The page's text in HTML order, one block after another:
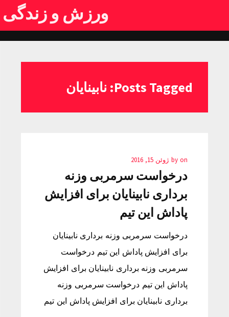
ورزش و زندگی
Posts Tagged: نابینایان
by on ژوئن 15, 2016
درخواست سرمربی وزنه
برداری نابینایان برای افزایش
پاداش این تیم
درخواست سرمربی وزنه برداری نابینایان
برای افزایش پاداش این تیم درخواست
سرمربی وزنه برداری نابینایان برای افزایش
پاداش این تیم درخواست سرمربی وزنه
برداری نابینایان برای افزایش پاداش این تیم